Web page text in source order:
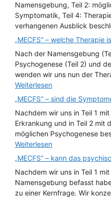
Namensgebung, Teil 2:
Symptomatik, Teil 4:
verhangenen Ausblick
„MECFS“ – welche Therapie
Nach der Namensgebung
Psychogenese (Teil 2) und
wenden wir uns nun der
Weiterlesen
„MECFS“ – sind die
Nachdem wir uns in Teil 1
Erkrankung und in Teil 2 mit
möglichen Psychogenese
Weiterlesen
„MECFS“ – kann das
Nachdem wir uns in Teil 1
Namensgebung befasst
zu einer Kernfrage. Wir